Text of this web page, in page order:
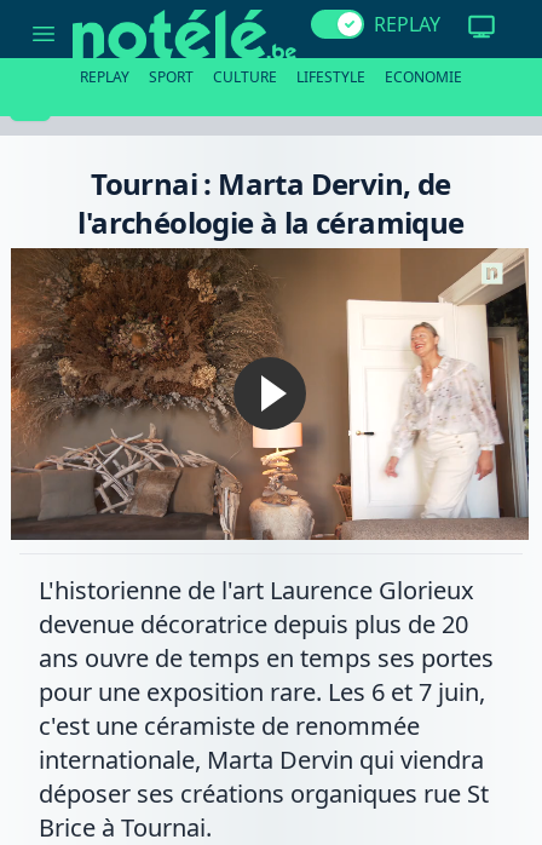
Marta
REPLAY
REPLAY SPORT CULTURE LIFESTYLE ECONOMIE
Tournai : Marta Dervin, de
l'archéologie à la céramique
L'historienne de l'art Laurence Glorieux
devenue décoratrice depuis plus de 20
ans ouvre de temps en temps ses portes
pour une exposition rare. Les 6 et 7 juin,
c'est une céramiste de renommée
internationale, Marta Dervin qui viendra
déposer ses créations organiques rue St
Brice à Tournai.